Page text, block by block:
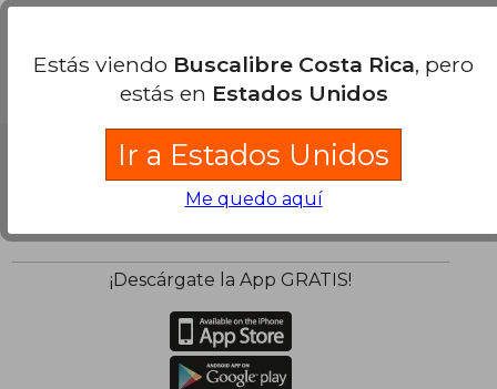
¡Descárgate la App GRATIS!
Estás viendo Buscalibre Costa Rica, pero
estás en Estados Unidos
Ir a Estados Unidos
Me quedo aquí